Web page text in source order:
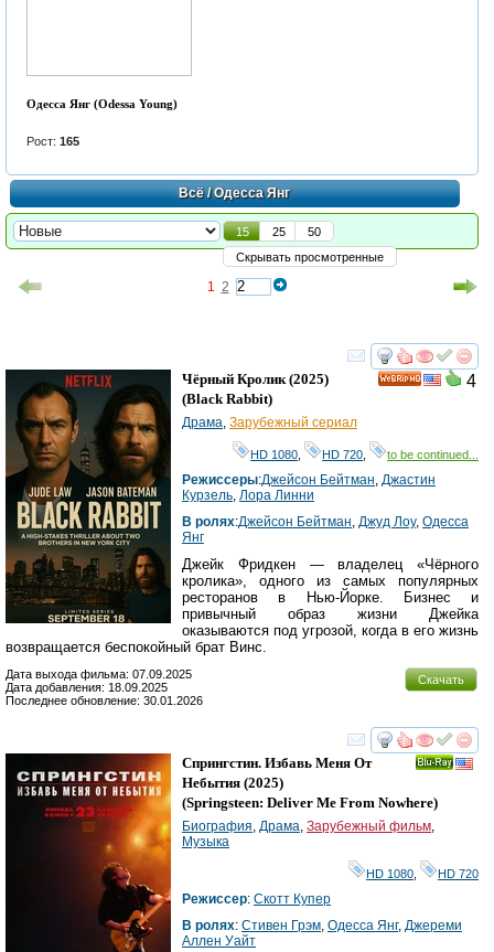
Одесса Янг (Odessa Young)
Рост: 165
Всё/ Одесса Янг
15 25
50
Скрывать просмотренные
1 2
смотреть
4
Чёрный Кролик (2025)
(Black Rabbit)
Драма Зарубежный сериал
HD 1080 HD 720 to be continued...
Режиссеры:Джейсон Бейтман Джастин
Курзель Лора Линни
В ролях:Джейсон Бейтман Джуд Лоу, Одесса
Янг
Джейк Фридкен — владелец «Чёрного
кролика», одного из самых популярных
ресторанов в Нью-Йорке. Бизнес и
привычный образ жизни Джейка
оказываются под угрозой, когда в его жизнь
возвращается беспокойный брат Винс.
Скачать
Дата выхода фильма: 07.09.2025
Дата добавления: 18.09.2025
Последнее обновление: 30.01.2026
смотреть
Спрингстин. Избавь Меня От
Небытия (2025)
(Springsteen: Deliver Me From Nowhere)
Биография Драма Зарубежный фильм
Музыка
HD 1080 HD 720
Режиссер: Скотт Купер
В ролях: Стивен Грэм Одесса Янг, Джереми
Аллен Уайт